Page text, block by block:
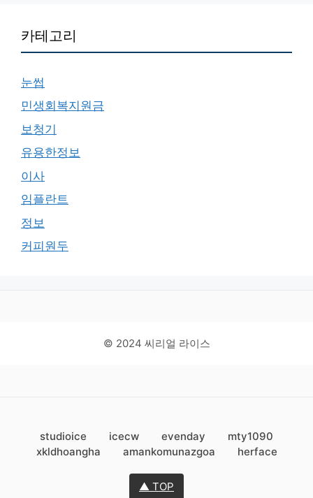
카테고리
눈썹
민생회복지원금
보청기
유용한정보
이사
임플란트
정보
커피원두
© 2024 씨리얼 라이스
studioice icecw evenday
mty1090
xkldhoangha
amankomunazgoa herface
▲ TOP